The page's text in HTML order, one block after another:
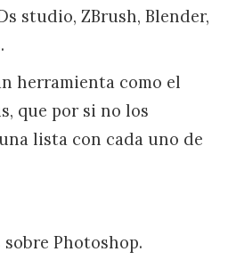
studio, ZBrush, Blender,
herramienta como el
que por si no los
lista con cada uno de
Photoshop.